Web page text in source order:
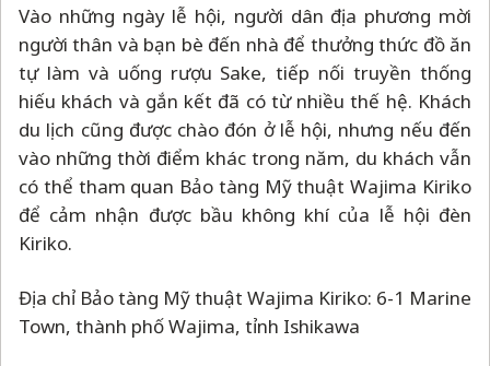
Vào những ngày lễ hội, người dân địa phương mời
người thân và bạn bè đến nhà để thưởng thức đồ ăn
tự làm và uống rượu Sake, tiếp nối truyền thống
hiếu khách và gắn kết đã có từ nhiều thế hệ. Khách
du lịch cũng được chào đón ở lễ hội, nhưng nếu đến
vào những thời điểm khác trong năm, du khách vẫn
có thể tham quan Bảo tàng Mỹ thuật Wajima Kiriko
để cảm nhận được bầu không khí của lễ hội đèn
Kiriko.
Địa chỉ Bảo tàng Mỹ thuật Wajima Kiriko: 6-1 Marine
Town, thành phố Wajima, tỉnh Ishikawa